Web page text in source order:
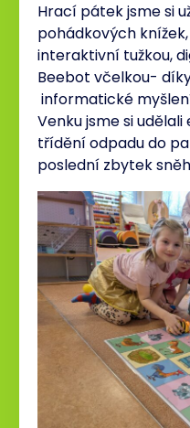
Hrací pátek jsme si
pohádkových
interaktivní tužkou,
Beebot včelkou-
informatické
Venku jsme si
třídění odpadu do
poslední zbytek